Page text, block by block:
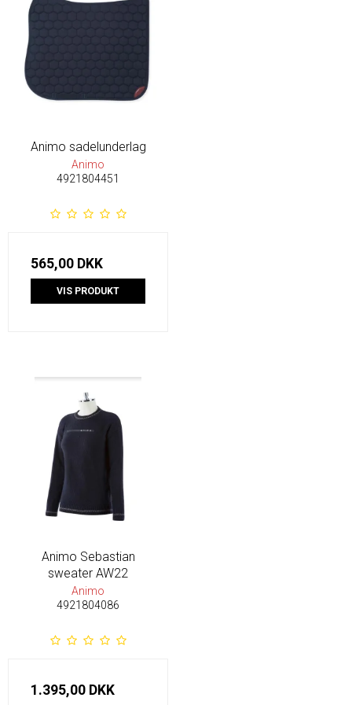
Animo sadelunderlag
Animo
4921804451
565,00 DKK
VIS PRODUKT
Animo Sebastian
sweater AW22
Animo
4921804086
1.395,00 DKK